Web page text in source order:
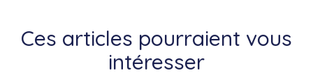
Ces articles pourraient vous
intéresser